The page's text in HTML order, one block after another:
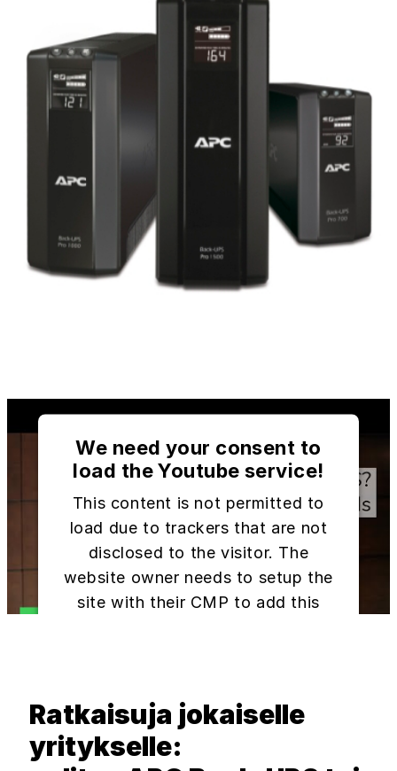
We need your consent to
load the Youtube service!
This content is not permitted to
load due to trackers that are not
disclosed to the visitor. The
website owner needs to setup the
site with their CMP to add this
Management Platform
Ratkaisuja jokaiselle
yritykselle: